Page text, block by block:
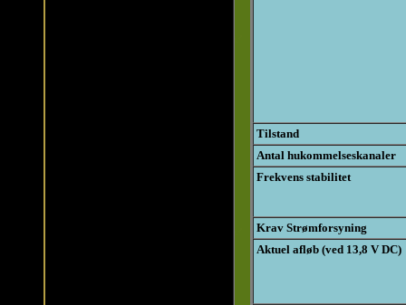
Tilstand
Antal hukommelseskanaler
Frekvens stabilitet
Krav Strømforsyning
Aktuel afløb (ved 13,8 V DC)